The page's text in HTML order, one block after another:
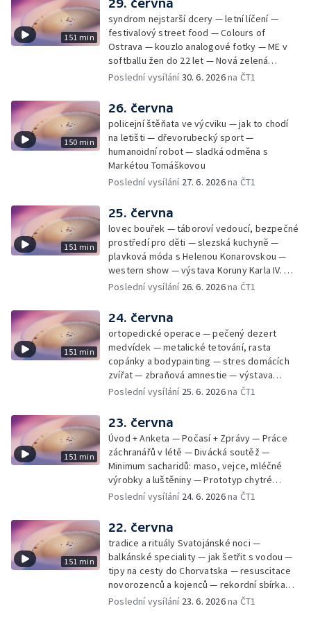
151 min
29. června
syndrom nejstarší dcery — letní líčení —
festivalový street food — Colours of
Ostrava — kouzlo analogové fotky — ME v
softballu žen do 22 let — Nová zelená
úsporám — Global Teacher Prize Czech
Poslední vysílání30. 6. 2026na ČT1
150 min
26. června
policejní štěňata ve výcviku — jak to chodí
na letišti — dřevorubecký sport —
humanoidní robot — sladká odměna s
Markétou Tomáškovou
Poslední vysílání 27. 6. 2026na ČT1
151 min
25. června
lovec bouřek — táboroví vedoucí, bezpečné
prostředí pro děti — slezská kuchyně —
plavková móda s Helenou Konarovskou —
western show — výstava Koruny Karla IV. —
mladý lezecký fenomén Josef Šindel
Poslední vysílání 26. 6. 2026na ČT1
151 min
24. června
ortopedické operace — pečený dezert
medvídek — metalické tetování, rasta
copánky a bodypainting — stres domácích
zvířat — zbraňová amnestie — výstava
mikrofotografií rostlin — fenomenální
Poslední vysílání 25. 6. 2026na ČT1
151 min
23. června
Úvod + Anketa — Počasí + Zprávy — Práce
záchranářů v létě — Divácká soutěž —
Minimum sacharidů: maso, vejce, mléčné
výrobky a luštěniny — Prototyp chytré
vložky do bot pro běžce — Anketa +
záchranářů v létě — Divácká soutěž —
Minimum sacharidů: maso, vejce, mléčné
výrobky a luštěniny — Jak se udržet v
kondici v létě bez posilovny — Prototyp
chytré vložky do bot pro běžce — Anketa +
aktuálně — Škola hrou — Upoutávka na další
vysílání — Počasí + Zprávy — Práce
Poslední vysílání 24. 6. 2026na ČT1
151 min
22. června
tradice a rituály Svatojánské noci —
balkánské speciality — jak šetřit s vodou —
tipy na cesty do Chorvatska — resuscitace
novorozenců a kojenců — rekordní sbírka
velkých modelů aut — výroba šperků se
Poslední vysílání 23. 6. 2026na ČT1